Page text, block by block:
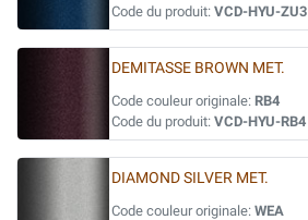
Code du produit: VCD-HYU-ZU3
DEMITASSE BROWN MET.
Code couleur originale: RB4
Code du produit: VCD-HYU-RB4
DIAMOND SILVER MET.
Code couleur originale: WEA